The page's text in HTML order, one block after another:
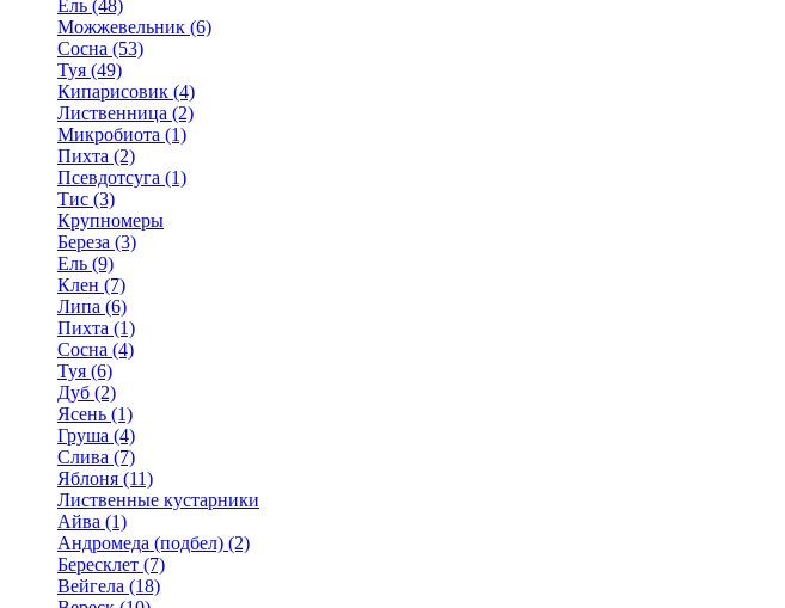
Ель (48)
Можжевельник (6)
Сосна (53)
Туя (49)
Кипарисовик (4)
Лиственница (2)
Микробиота (1)
Пихта (2)
Псевдотсуга (1)
Тис (3)
Крупномеры
Береза (3)
Ель (9)
Клен (7)
Липа (6)
Пихта (1)
Сосна (4)
Туя (6)
Дуб (2)
Ясень (1)
Груша (4)
Слива (7)
Яблоня (11)
Лиственные кустарники
Айва (1)
Андромеда (подбел) (2)
Бересклет (7)
Вейгела (18)